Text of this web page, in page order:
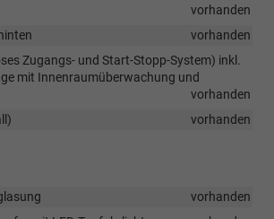
vorhanden
vorhanden
Zugangs- und Start-Stopp-System) inkl.
mit Innenraumüberwachung und
vorhanden
vorhanden
vorhanden